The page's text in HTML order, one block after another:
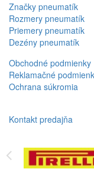
Značky pneumatík
Rozmery pneumatík
Priemery pneumatík
Dezény pneumatík
Obchodné podmienky
Reklamačné
Ochrana súkromia
Kontakt predajňa